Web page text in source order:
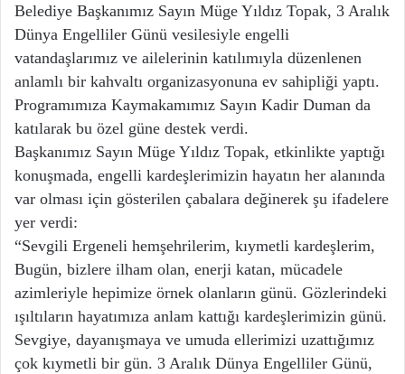
Belediye Başkanımız Sayın Müge Yıldız Topak, 3 Aralık
Dünya Engelliler Günü vesilesiyle engelli
vatandaşlarımız ve ailelerinin katılımıyla düzenlenen
anlamlı bir kahvaltı organizasyonuna ev sahipliği yaptı.
Programımıza Kaymakamımız Sayın Kadir Duman da
katılarak bu özel güne destek verdi.
Başkanımız Sayın Müge Yıldız Topak, etkinlikte yaptığı
konuşmada, engelli kardeşlerimizin hayatın her alanında
var olması için gösterilen çabalara değinerek şu ifadelere
yer verdi:
“Sevgili Ergeneli hemşehrilerim, kıymetli kardeşlerim,
Bugün, bizlere ilham olan, enerji katan, mücadele
azimleriyle hepimize örnek olanların günü. Gözlerindeki
ışıltıların hayatımıza anlam kattığı kardeşlerimizin günü.
Sevgiye, dayanışmaya ve umuda ellerimizi uzattığımız
çok kıymetli bir gün. 3 Aralık Dünya Engelliler Günü,